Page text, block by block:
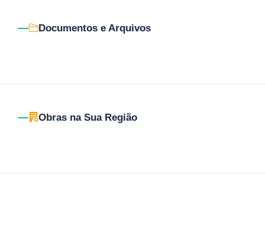
Documentos e Arquivos
Obras na Sua Região